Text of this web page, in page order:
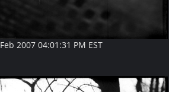
2007 04:01:31 PM EST